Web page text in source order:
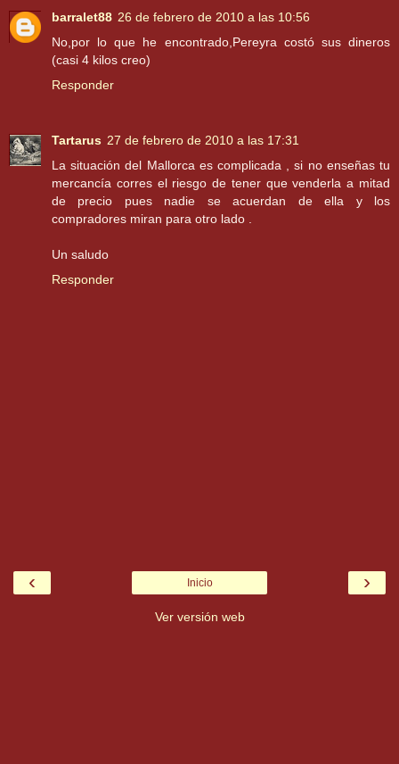
barralet88 26 de febrero de 2010 a las 10:56
No,por lo que he encontrado,Pereyra costó sus dineros
(casi 4 kilos creo)
Responder
Tartarus 27 de febrero de 2010 a las 17:31
La situación del Mallorca es complicada , si no enseñas tu
mercancía corres el riesgo de tener que venderla a mitad
de precio pues nadie se acuerdan de ella y los
compradores miran para otro lado .
Un saludo
Responder
‹ ›
Inicio
Ver versión web